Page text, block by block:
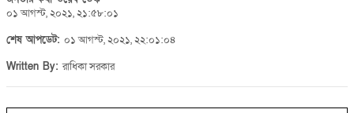
০১ আগস্ট, ২০২১, ২১:৫৮:০১
শেষ আপডেট: ০১ আগস্ট, ২০২১, ২২:০১:০৪
Written By:রাধিকা সরকার